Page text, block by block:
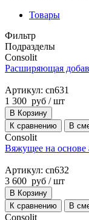
Товары
Фильтр
Подразделы
Consolit
Расширяющая
Артикул: cn631
1 300 руб / шт
В Корзину
К сравнению
В
Consolit
Вяжущее на основе
Артикул: cn632
3 600 руб / шт
В Корзину
К сравнению
В
Consolit